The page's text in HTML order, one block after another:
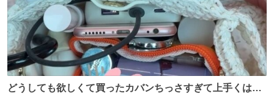
どうしても欲しくて買ったカバンちっさすぎて上手くはめ